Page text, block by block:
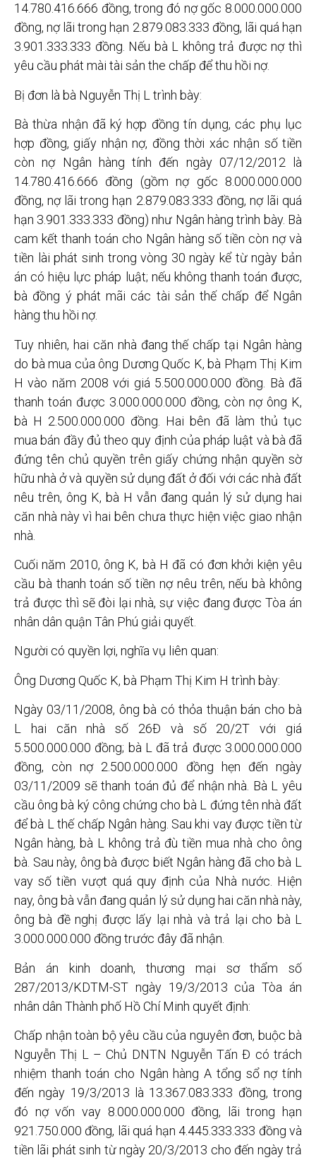
14.780.416.666 đồng, trong đó nợ gốc 8.000.000.000
đồng, nợ lãi trong hạn 2.879.083.333 đồng, lãi quá hạn
3.901.333.333 đồng. Nếu bà L không trả được nợ thì
yêu cầu phát mài tài sản the chấp để thu hồi nợ.
Bị đơn là bà Nguyễn Thị L trình bày:
Bà thừa nhận đã ký hợp đồng tín dụng, các phụ lục
hợp đồng, giấy nhận nợ, đồng thời xác nhận số tiền
còn nợ Ngân hàng tính đến ngày 07/12/2012 là
14.780.416.666 đồng (gồm nợ gốc 8.000.000.000
đồng, nợ lãi trong hạn 2.879.083.333 đồng, nợ lãi quá
hạn 3.901.333.333 đồng) như Ngân hàng trình bày. Bà
cam kết thanh toán cho Ngân hàng số tiền còn nợ và
tiền lài phát sinh trong vòng 30 ngày kể từ ngày bản
án có hiệu lực pháp luật; nếu không thanh toán được,
bà đồng ý phát mãi các tài sản thế chấp để Ngân
hàng thu hồi nợ.
Tuy nhiên, hai căn nhà đang thế chấp tại Ngân hàng
do bà mua của ông Dương Quốc K, bà Phạm Thị Kim
H vào năm 2008 với giá 5.500.000.000 đồng. Bà đã
thanh toán được 3.000.000.000 đồng, còn nợ ông K,
bà H 2.500.000.000 đồng. Hai bên đã làm thủ tục
mua bán đầy đủ theo quy định của pháp luật và bà đã
đứng tên chủ quyền trên giấy chứng nhận quyền sờ
hữu nhà ở và quyền sử dụng đất ở đối với các nhà đất
nêu trên, ông K, bà H vẫn đang quản lý sử dụng hai
căn nhà này vì hai bên chưa thực hiện việc giao nhận
nhà.
Cuối năm 2010, ông K, bà H đã có đơn khởi kiện yêu
cầu bà thanh toán số tiền nợ nêu trên, nếu bà không
trả được thì sẽ đòi lại nhà, sự việc đang được Tòa án
nhân dân quận Tân Phú giải quyết.
Người có quyền lợi, nghĩa vụ liên quan:
Ông Dương Quốc K, bà Phạm Thị Kim H trình bày:
Ngày 03/11/2008, ông bà có thỏa thuận bán cho bà
L hai căn nhà số 26Đ và số 20/2T với giá
5.500.000.000 đồng; bà L đã trả được 3.000.000.000
đồng, còn nợ 2.500.000.000 đồng hẹn đến ngày
03/11/2009 sẽ thanh toán đủ để nhận nhà. Bà L yêu
cầu ông bà ký công chứng cho bà L đứng tên nhà đất
để bà L thế chấp Ngân hàng. Sau khi vay được tiền từ
Ngân hàng, bà L không trả đù tiền mua nhà cho ông
bà. Sau này, ông bà được biết Ngân hàng đã cho bà L
vay số tiền vượt quá quy định của Nhà nước. Hiện
nay, ông bà vẫn đang quản lý sử dụng hai căn nhà này,
ông bà đề nghị được lấy lại nhà và trả lại cho bà L
3.000.000.000 đồng trước đây đã nhận.
Bản án kinh doanh, thương mại sơ thẩm số
287/2013/KDTM-ST ngày 19/3/2013 của Tòa án
nhân dân Thành phố Hồ Chí Minh quyết định:
Chấp nhận toàn bộ yêu cầu của nguyên đơn, buộc bà
Nguyễn Thị L – Chủ DNTN Nguyễn Tấn Đ có trách
nhiệm thanh toán cho Ngân hàng A tổng sổ nợ tính
đến ngày 19/3/2013 là 13.367.083.333 đồng, trong
đó nợ vốn vay 8.000.000.000 đồng, lãi trong hạn
921.750.000 đồng, lãi quá hạn 4.445.333.333 đồng và
tiền lãi phát sinh từ ngày 20/3/2013 cho đến ngày trả